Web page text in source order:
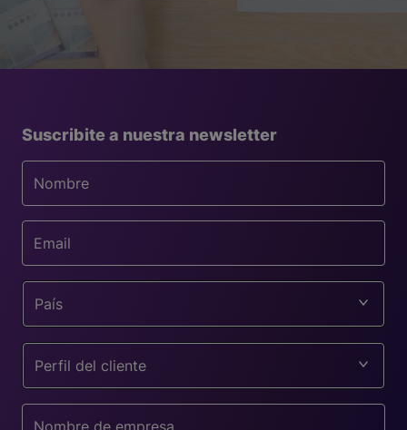
Suscribite a nuestra newsletter
País
Perfil del cliente